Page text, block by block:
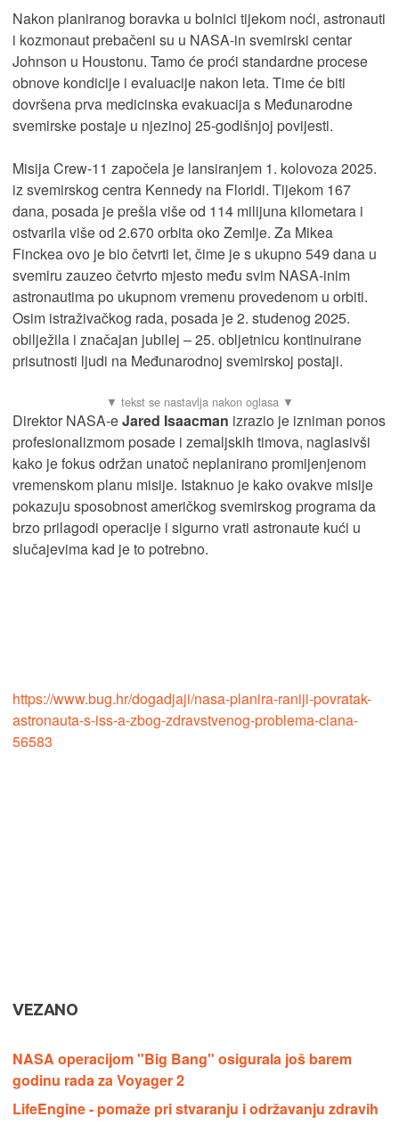
Nakon planiranog boravka u bolnici tijekom noći, astronauti
i kozmonaut prebačeni su u NASA-in svemirski centar
Johnson u Houstonu. Tamo će proći standardne procese
obnove kondicije i evaluacije nakon leta. Time će biti
dovršena prva medicinska evakuacija s Međunarodne
svemirske postaje u njezinoj 25-godišnjoj povijesti.
Misija Crew-11 započela je lansiranjem 1. kolovoza 2025.
iz svemirskog centra Kennedy na Floridi. Tijekom 167
dana, posada je prešla više od 114 milijuna kilometara i
ostvarila više od 2.670 orbita oko Zemlje. Za Mikea
Finckea ovo je bio četvrti let, čime je s ukupno 549 dana u
svemiru zauzeo četvrto mjesto među svim NASA-inim
astronautima po ukupnom vremenu provedenom u orbiti.
Osim istraživačkog rada, posada je 2. studenog 2025.
obilježila i značajan jubilej – 25. obljetnicu kontinuirane
prisutnosti ljudi na Međunarodnoj svemirskoj postaji.
Direktor NASA-eJared Isaacman izrazio je izniman ponos
profesionalizmom posade i zemaljskih timova, naglasivši
kako je fokus održan unatoč neplanirano promijenjenom
vremenskom planu misije. Istaknuo je kako ovakve misije
pokazuju sposobnost američkog svemirskog programa da
brzo prilagodi operacije i sigurno vrati astronaute kući u
slučajevima kad je to potrebno.
https://www.bug.hr/dogadjaji/nasa-planira-raniji-povratak-
astronauta-s-iss-a-zbog-zdravstvenog-problema-clana-
56583
VEZANO
NASA operacijom "Big Bang" osigurala još barem
godinu rada za Voyager 2
LifeEngine - pomaže pri stvaranju i održavanju zdravih